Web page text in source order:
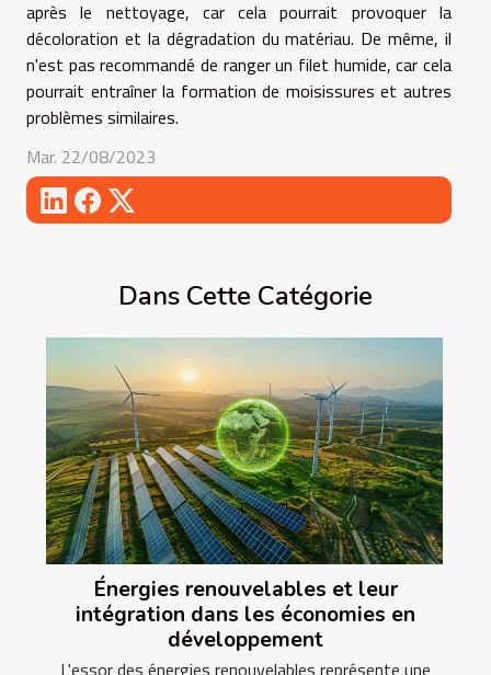
après le nettoyage, car cela pourrait provoquer la
décoloration et la dégradation du matériau. De même, il
n'est pas recommandé de ranger un filet humide, car cela
pourrait entraîner la formation de moisissures et autres
problèmes similaires.
Mar. 22/08/2023
Dans Cette Catégorie
Énergies renouvelables et leur
intégration dans les économies en
développement